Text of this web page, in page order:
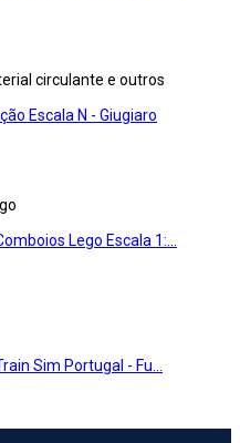
circulante e outros
Escala N - Giugiaro
Lego Escala 1:...
Sim Portugal - Fu...